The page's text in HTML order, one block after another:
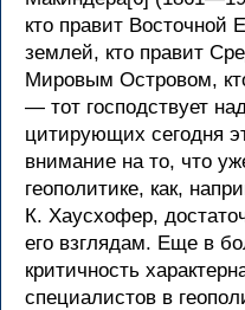
кто правит Восточной
землей, кто правит
Мировым Островом,
— тот господствует
цитирующих сегодня
внимание на то, что
геополитике, как,
К. Хаусхофер,
его взглядам. Еще в
критичность
специалистов в